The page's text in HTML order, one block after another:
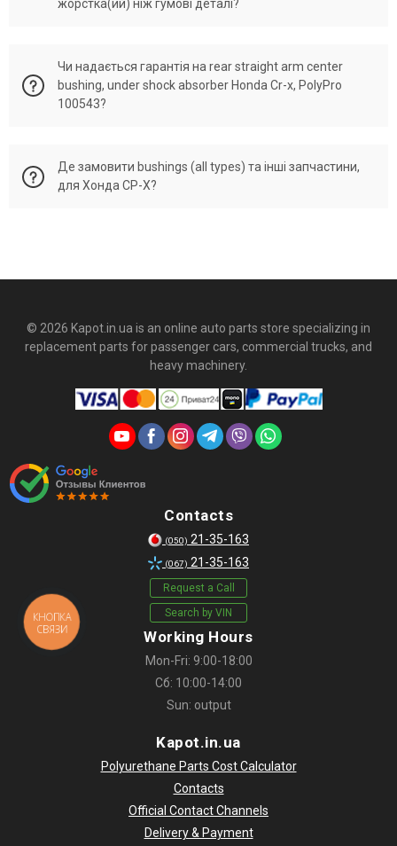
жорстка(ий) ніж гумові деталі?
absorber 100543 виготовлено як аналог до деталей Хонда
СР-Х із збереженням всіх показників розмірів та жорсткості
оригінальної запчастини, але буде більш еластична та
Чи надається гарантія на rear straight arm center
bushing, under shock absorber Honda Cr-x, PolyPro
100543?
менеджером по Vin-Code вашого автомобіля ми надаємо
офіційну гарантію без урахування пробігу.
Де замовити bushings (all types) та інші запчастини,
для Хонда СР-Х?
© 2026 Kapot.in.ua is an online auto parts store specializing in
replacement parts for passenger cars, commercial trucks, and
heavy machinery.
Contacts
(050) 21-35-163
(067) 21-35-163
Request a Call
Search by VIN
Working Hours
Mon-Fri: 9:00-18:00
Сб: 10:00-14:00
Sun: output
Kapot.in.ua
Polyurethane Parts Cost Calculator
Contacts
Official Contact Channels
Delivery & Payment
КНОПКА
СВЯЗИ